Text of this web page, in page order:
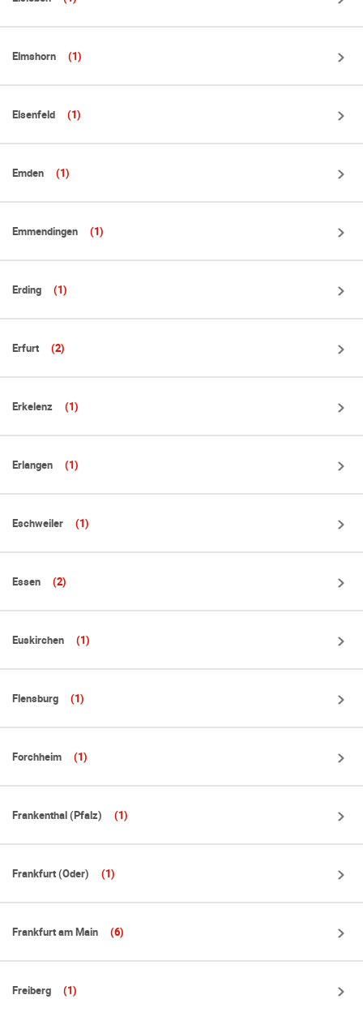
Elmshorn (1)
Elsenfeld (1)
Emden (1)
Emmendingen (1)
Erding (1)
Erfurt (2)
Erkelenz (1)
Erlangen (1)
Eschweiler (1)
Essen (2)
Euskirchen (1)
Flensburg (1)
Forchheim (1)
Frankenthal (Pfalz) (1)
Frankfurt (Oder) (1)
Frankfurt am Main (6)
Freiberg (1)